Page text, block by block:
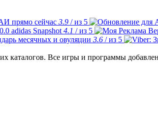
прямо сейчас 3.9 / из 5
adidas Snapshot 4.1 / из 5
месячных и овуляции 3.6 / из 5
Все игры и программы